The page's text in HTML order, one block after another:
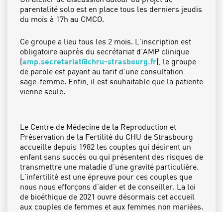
parentalité solo est en place tous les derniers jeudis
du mois à 17h au CMCO.
Ce groupe a lieu tous les 2 mois. L’inscription est
obligatoire auprès du secrétariat d’AMP clinique
(amp.secretariat@chru-strasbourg.fr), le groupe
de parole est payant au tarif d’une consultation
sage-femme. Enfin, il est souhaitable que la patiente
vienne seule.
Le Centre de Médecine de la Reproduction et
Préservation de la Fertilité du CHU de Strasbourg
accueille depuis 1982 les couples qui désirent un
enfant sans succès ou qui présentent des risques de
transmettre une maladie d’une gravité particulière.
L’infertilité est une épreuve pour ces couples que
nous nous efforçons d’aider et de conseiller. La loi
de bioéthique de 2021 ouvre désormais cet accueil
aux couples de femmes et aux femmes non mariées.